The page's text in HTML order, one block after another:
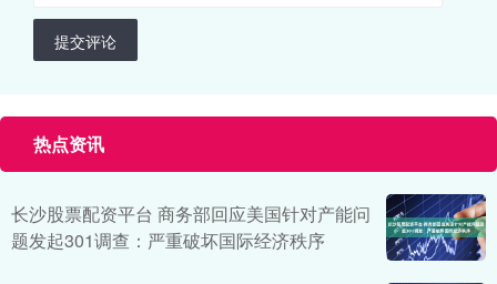
提交评论
热点资讯
长沙股票配资平台 商务部回应美国针对产能问
题发起301调查：严重破坏国际经济秩序